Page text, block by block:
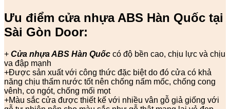
Ưu điểm cửa nhựa ABS Hàn Quốc tại
Sài Gòn Door:
+ Cửa nhựa ABS Hàn Quốc có độ bền cao, chịu lực và chịu
va đập mạnh
+Được sản xuất với công thức đặc biệt do đó cửa có khả
năng chịu thấm nước tốt nên chống nấm mốc, chống cong
vênh, co ngót, chống mối mọt
+Màu sắc cửa được thiết kế với nhiều vân gỗ giả giống với